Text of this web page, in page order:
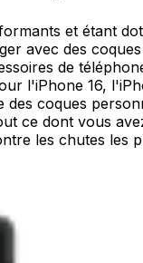
et étant
avec des
de
l'iPhone 16,
coques
ce dont vous
les chutes les